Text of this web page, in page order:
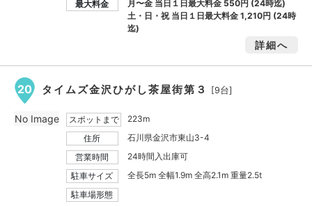
最大料金
月〜金 当日１日最大料金 550円 (24時迄)
土・日・祝 当日１日最大料金1,210円 (24時
迄)
詳細へ
20 タイムズ金沢ひがし茶屋街第３ [9台]
スポットまで
223m
住所
石川県金沢市東山3-4
営業時間
24時間入出庫可
駐車サイズ
全長5m 全幅1.9m 全高2.1m 重量2.5t
駐車場形態
No Image